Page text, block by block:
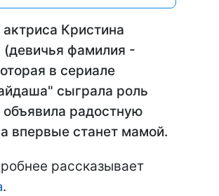
Кристина
(девичья фамилия -
в сериале
сыграла роль
объявила радостную
впервые станет мамой.
рассказывает
.